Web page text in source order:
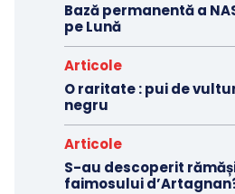
Bază permanentă a
pe Lună
Articole
O raritate : pui de
negru
Articole
S-au descoperit
faimosului